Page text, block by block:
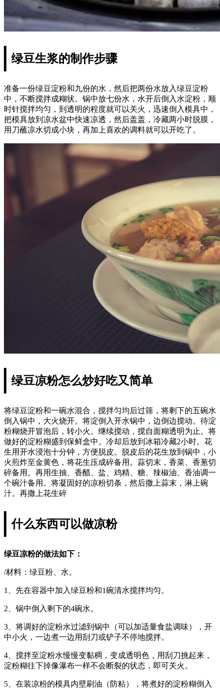
绿豆生浆的制作步骤
准备一份绿豆淀粉和九份的水，然后把两份水放入绿豆淀粉
中，不断搅拌成糊状。锅中放七份水，水开后倒入水淀粉，顺
时针搅拌均匀，到透明的程度就可以关火，迅速倒入模具中，
把模具放到凉水盆中快速凉透，然后盖盖，冷藏两小时脱膜，
用刀蘸凉水切成小块，再加上喜欢的调料就可以开吃了。
绿豆凉粉怎么炒好吃又简单
将绿豆淀粉和一碗水混合，搅拌匀均后过筛，将剩下的五碗水
倒入锅中，大火烧开。将淀倒入开水锅中，边倒边搅动。待淀
粉糊烧开冒泡后，转小火。继续搅动，搅自面糊透明为止。将
做好的淀粉糊盛到保鲜盒中。冷却后放到冰箱冷藏2小时。花
生用开水浸泡十分钟，方便脱皮。脱皮后的花生放到锅中，小
火煎炸至金黄色，将花生压成碎备用。蒜切末，香菜、香葱切
碎备用。再用生抽、香醋、盐、鸡精、糖、辣椒油、香油调一
个碗汁备用。将凝固好的凉粉切条，然后撒上蒜末，淋上碗
汁。再撒上花生碎
什么东西可以做凉粉
绿豆凉粉的做法如下：
/材料：绿豆粉、水。
1、先在容器中加入绿豆粉和1碗清水搅拌均匀。
2、锅中倒入剩下的4碗水。
3、将调好的淀粉水过滤到锅中（可以加适量食盐调味），开
中小火，一边煮一边用刮刀或铲子不停地搅拌。
4、搅拌至淀粉水慢慢变黏稠，变成透明色，用刮刀挑起来，
淀粉糊往下掉像瀑布一样不会断裂的状态，即可关火。
5、在装凉粉的模具内壁刷油（防粘），将煮好的淀粉糊倒入